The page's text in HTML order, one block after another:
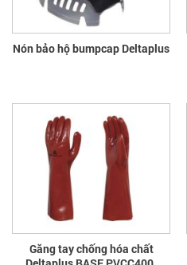
Nón bảo hộ bumpcap Deltaplus
Găng tay chống hóa chất